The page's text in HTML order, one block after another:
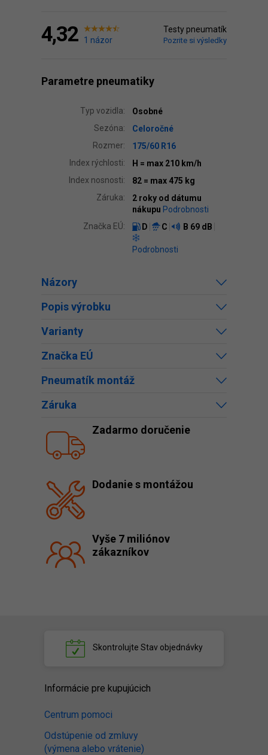
4,32 1 názor
Testy pneumatík
Pozrite si výsledky
Parametre pneumatiky
Typ vozidla:
Osobné
Sezóna:
Celoročné
Rozmer:
175/60 R16
Index rýchlosti:
H = max 210 km/h
Index nosnosti:
82 = max 475 kg
Záruka:
2 roky od dátumu
nákupu Podrobnosti
Značka EÚ:
D C B 69 dB
Podrobnosti
Názory
Popis výrobku
Varianty
Značka EÚ
Pneumatík montáž
Záruka
Zadarmo doručenie
Dodanie s montážou
Vyše 7 miliónov
zákazníkov
Skontrolujte Stav objednávky
Informácie pre kupujúcich
Centrum pomoci
Odstúpenie od zmluvy
(výmena alebo vrátenie)